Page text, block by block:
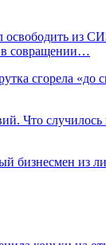
освободить из
совращении…
сгорела «до
Что случилось
бизнесмен из